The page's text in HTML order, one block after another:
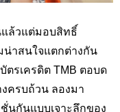
แล้วแต่มอบสิทธิ์
าสนใจแตกต่างกัน
ตรเครดิต TMB ตอบด
ครบถ้วน ลองมา
นกันแบบเจาะลึกของ